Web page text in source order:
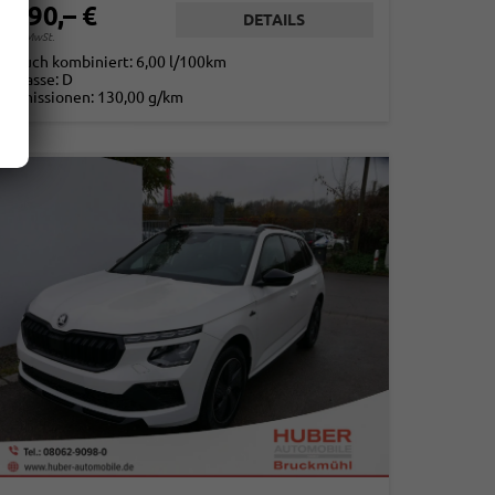
€
19% MwSt.
DETAILS
kombiniert: 6,00 l/100km
-Klasse: D
-Emissionen: 130,00 g/km